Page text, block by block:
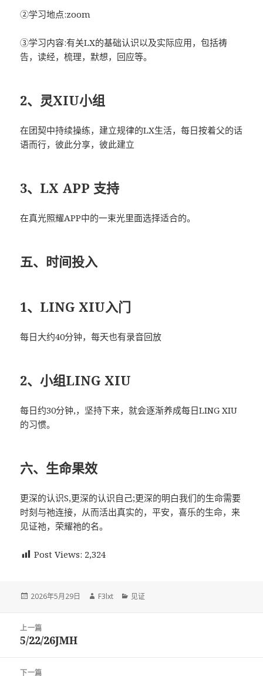
②学习地点:zoom
③学习内容:有关LX的基础认识以及实际应用，包括祷
告，读经，梳理，默想，回应等。
2、灵XIU小组
在团契中持续操练，建立规律的LX生活，每日按着父的话
语而行，彼此分享，彼此建立
3、LX APP 支持
在真光照耀APP中的一束光里面选择适合的。
五、时间投入
1、LING XIU入门
每日大约40分钟，每天也有录音回放
2、小组LING XIU
每日约30分钟,，坚持下来，就会逐渐养成每日LING XIU
的习惯。
六、生命果效
更深的认识S,更深的认识自己;更深的明白我们的生命需要
时刻与祂连接，从而活出真实的，平安，喜乐的生命，来
见证祂，荣耀祂的名。
Post Views: 2,324
发
2026年5月29日
作
F3lxt
分
见证
上一篇
上
文
5/22/26JMH
下一篇